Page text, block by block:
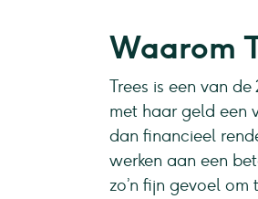
Waarom
Trees is een van
met haar geld een
dan financieel
werken aan een
zo’n fijn gevoel